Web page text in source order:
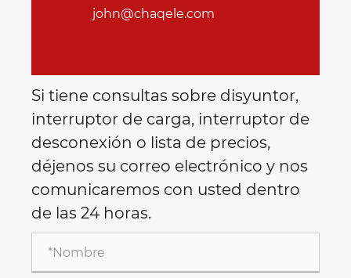
john@chaqele.com
Si tiene consultas sobre disyuntor,
interruptor de carga, interruptor de
desconexión o lista de precios,
déjenos su correo electrónico y nos
comunicaremos con usted dentro
de las 24 horas.